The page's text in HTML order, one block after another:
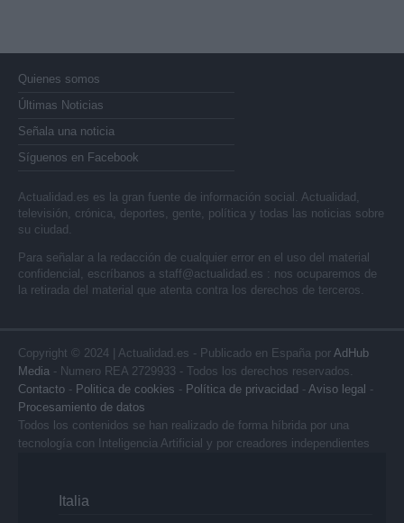
Quienes somos
Últimas Noticias
Señala una noticia
Síguenos en Facebook
Actualidad.es es la gran fuente de información social. Actualidad,
televisión, crónica, deportes, gente, política y todas las noticias sobre
su ciudad.
Para señalar a la redacción de cualquier error en el uso del material
confidencial, escríbanos a staff@actualidad.es : nos ocuparemos de
la retirada del material que atenta contra los derechos de terceros.
Copyright © 2024 | Actualidad.es - Publicado en España por AdHub
Media - Numero REA 2729933 - Todos los derechos reservados.
Contacto - Politica de cookies - Política de privacidad - Aviso legal -
Procesamiento de datos
Todos los contenidos se han realizado de forma híbrida por una
tecnología con Inteligencia Artificial y por creadores independientes
Italia